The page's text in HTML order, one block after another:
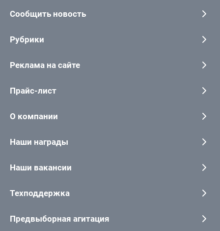
Сообщить новость
Рубрики
Реклама на сайте
Прайс-лист
О компании
Наши награды
Наши вакансии
Техподдержка
Предвыборная агитация